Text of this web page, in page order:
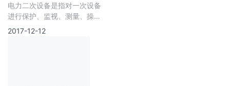
电力二次设备是指对一次设备
进行保护、监视、测量、操作
控制的辅助设备。配电网中的
2017-12-12